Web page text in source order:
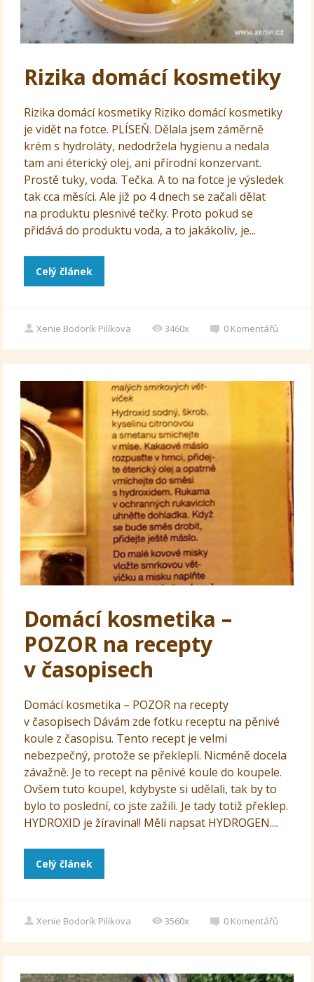
Rizika domácí kosmetiky
Rizika domácí kosmetiky Riziko domácí kosmetiky
je vidět na fotce. PLÍSEŇ. Dělala jsem záměrně
krém s hydroláty, nedodržela hygienu a nedala
tam ani éterický olej, ani přírodní konzervant.
Prostě tuky, voda. Tečka. A to na fotce je výsledek
tak cca měsíci. Ale již po 4 dnech se začali dělat
na produktu plesnivé tečky. Proto pokud se
přidává do produktu voda, a to jakákoliv, je...
Celý článek
Xenie Bodorík Pilíkova 3460x 0 Komentářů
Domácí kosmetika –
POZOR na recepty
v časopisech
Domácí kosmetika – POZOR na recepty
v časopisech Dávám zde fotku receptu na pěnivé
koule z časopisu. Tento recept je velmi
nebezpečný, protože se překlepli. Nicméně docela
závažně. Je to recept na pěnivé koule do koupele.
Ovšem tuto koupel, kdybyste si udělali, tak by to
bylo to poslední, co jste zažili. Je tady totiž překlep.
HYDROXID je žíravina!! Měli napsat HYDROGEN....
Celý článek
Xenie Bodorík Pilíkova 3560x 0 Komentářů